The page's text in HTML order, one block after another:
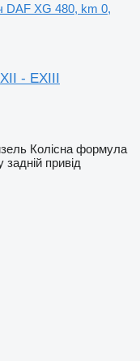
DAF XG 480, km 0,
- EXIII
Колісна формула
задній привід